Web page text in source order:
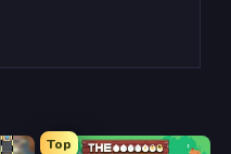
Top